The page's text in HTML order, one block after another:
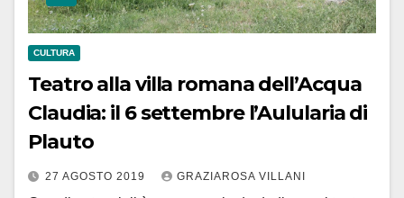
CULTURA
Teatro alla villa romana dell’Acqua
Claudia: il 6 settembre l’Aulularia di
Plauto
27 AGOSTO 2019 GRAZIAROSA VILLANI